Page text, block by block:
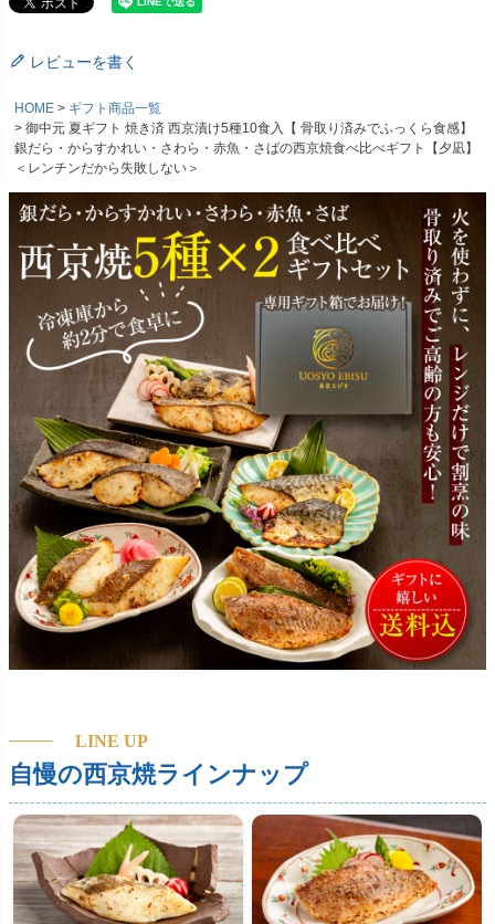
レビューを書く
HOME
ギフト商品一覧
御中元 夏ギフト 焼き済 西京漬け5種10食入【 骨取り済みでふっくら食感】
銀だら・からすかれい・さわら・赤魚・さばの西京焼食べ比べギフト【夕凪】
＜レンチンだから失敗しない＞
LINE UP
自慢の西京焼ラインナップ
不動の人気 銀だら